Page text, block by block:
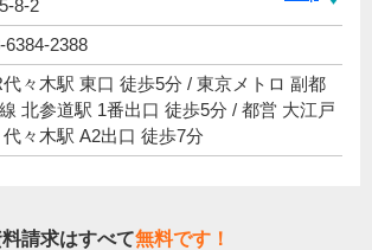
8-2
6384-2388
々木駅 東口 徒歩5分 / 東京メトロ 副都
北参道駅 1番出口 徒歩5分 / 都営 大江戸
代々木駅 A2出口 徒歩7分
請求はすべて無料です！